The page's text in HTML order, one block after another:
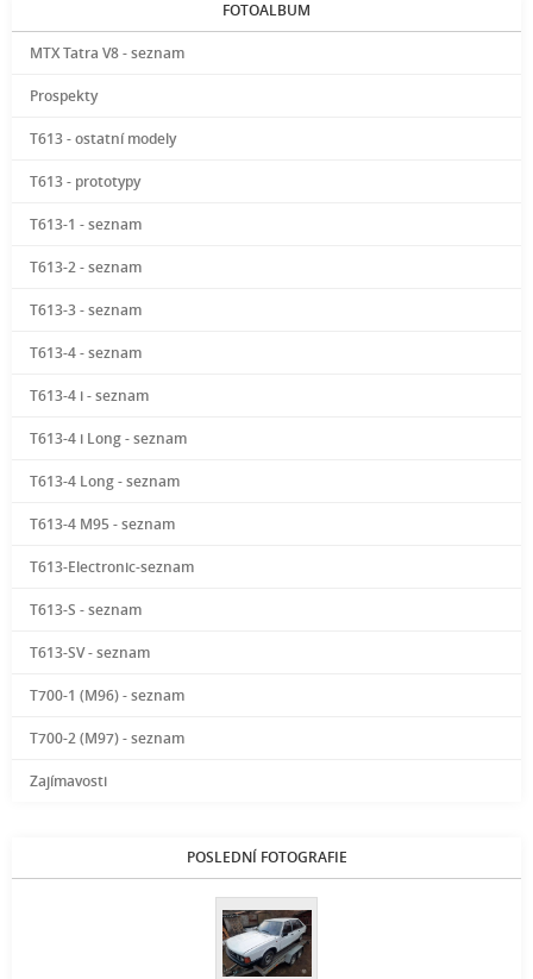
FOTOALBUM
MTX Tatra V8 - seznam
Prospekty
T613 - ostatní modely
T613 - prototypy
T613-1 - seznam
T613-2 - seznam
T613-3 - seznam
T613-4 - seznam
T613-4 i - seznam
T613-4 i Long - seznam
T613-4 Long - seznam
T613-4 M95 - seznam
T613-Electronic-seznam
T613-S - seznam
T613-SV - seznam
T700-1 (M96) - seznam
T700-2 (M97) - seznam
Zajímavosti
POSLEDNÍ FOTOGRAFIE